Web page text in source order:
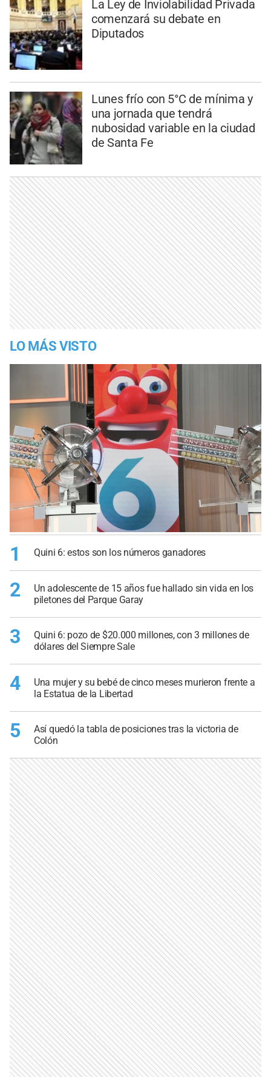
La Ley de Inviolabilidad Privada
comenzará su debate en
Diputados
Lunes frío con 5°C de mínima y
una jornada que tendrá
nubosidad variable en la ciudad
de Santa Fe
LO MÁS VISTO
1 Quini 6: estos son los números ganadores
2
Un adolescente de 15 años fue hallado sin vida en los
piletones del Parque Garay
3
Quini 6: pozo de $20.000 millones, con 3 millones de
dólares del Siempre Sale
4
Una mujer y su bebé de cinco meses murieron frente a
la Estatua de la Libertad
5
Así quedó la tabla de posiciones tras la victoria de
Colón